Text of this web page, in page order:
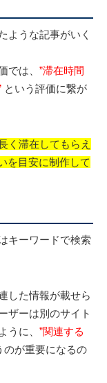
ような記事がいく
では、 ”滞在時間
という評価に繋が
く滞在してもらえ
を目安に制作して
キーワードで検索
した情報が載せら
ザーは別のサイト
うに、 ”関連する
のが重要になるの